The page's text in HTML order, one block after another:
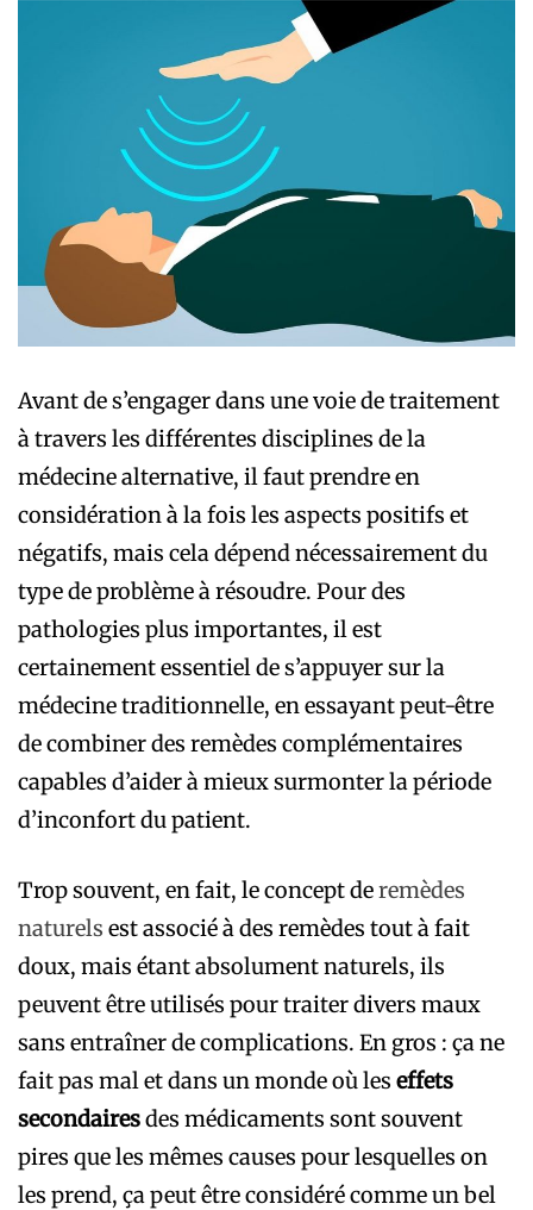
Avant de s’engager dans une voie de traitement
à travers les différentes disciplines de la
médecine alternative, il faut prendre en
considération à la fois les aspects positifs et
négatifs, mais cela dépend nécessairement du
type de problème à résoudre. Pour des
pathologies plus importantes, il est
certainement essentiel de s’appuyer sur la
médecine traditionnelle, en essayant peut-être
de combiner des remèdes complémentaires
capables d’aider à mieux surmonter la période
d’inconfort du patient.
Trop souvent, en fait, le concept deremèdes
naturels est associé à des remèdes tout à fait
doux, mais étant absolument naturels, ils
peuvent être utilisés pour traiter divers maux
sans entraîner de complications. En gros : ça ne
fait pas mal et dans un monde où les effets
secondairesdes médicaments sont souvent
pires que les mêmes causes pour lesquelles on
les prend, ça peut être considéré comme un bel